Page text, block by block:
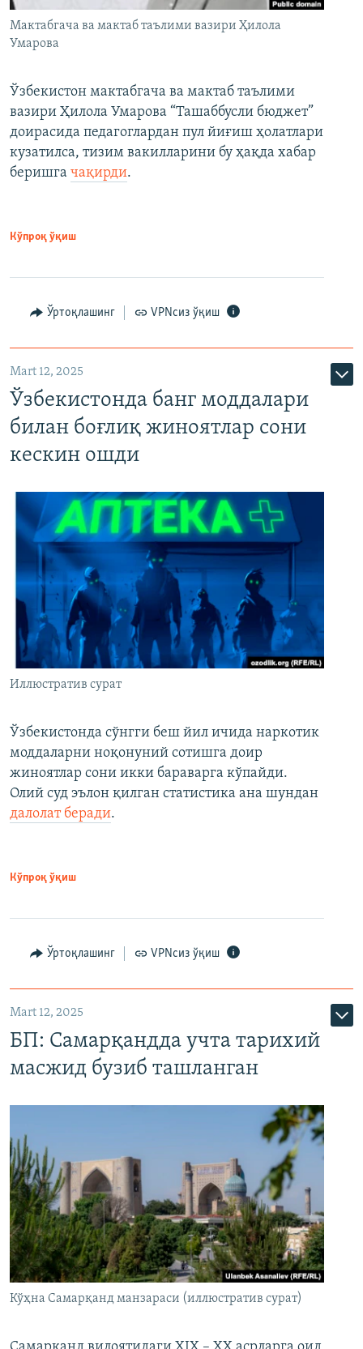
Мактабгача ва мактаб таълими вазири Ҳилола
Умарова
Ўзбекистон мактабгача ва мактаб таълими
вазири Ҳилола Умарова “Ташаббусли бюджет”
доирасида педагоглардан пул йиғиш ҳолатлари
кузатилса, тизим вакилларини бу ҳақда хабар
беришга чақирди.
Кўпроқ ўқиш
Ўртоқлашинг VPNсиз ўқиш
Mart 12, 2025
Ўзбекистонда банг моддалари
билан боғлиқ жиноятлар сони
кескин ошди
Иллюстратив сурат
Ўзбекистонда сўнгги беш йил ичида наркотик
моддаларни ноқонуний сотишга доир
жиноятлар сони икки бараварга кўпайди.
Олий суд эълон қилган статистика ана шундан
далолат беради.
Кўпроқ ўқиш
Ўртоқлашинг VPNсиз ўқиш
Mart 12, 2025
БП: Самарқандда учта тарихий
масжид бузиб ташланган
Кўҳна Самарқанд манзараси (иллюстратив сурат)